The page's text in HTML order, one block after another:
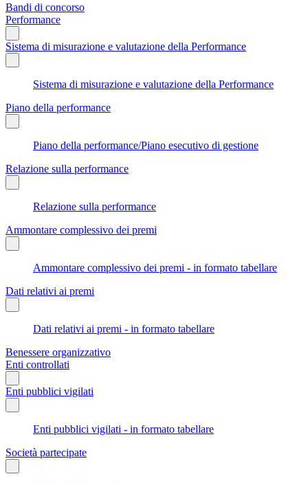
Bandi di concorso
Performance
Sistema di misurazione e valutazione della Performance
Sistema di misurazione e valutazione della Performance
Piano della performance
Piano della performance/Piano esecutivo di gestione
Relazione sulla performance
Relazione sulla performance
Ammontare complessivo dei premi
Ammontare complessivo dei premi - in formato tabellare
Dati relativi ai premi
Dati relativi ai premi - in formato tabellare
Benessere organizzativo
Enti controllati
Enti pubblici vigilati
Enti pubblici vigilati - in formato tabellare
Società partecipate